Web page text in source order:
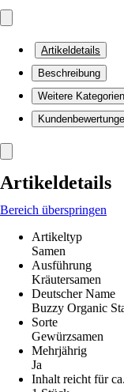
Artikeldetails
Beschreibung
Weitere Kategorien
Artikeldetails
Bereich überspringen
Artikeltyp
Samen
Ausführung
Kräutersamen
Deutscher Name
Buzzy Organic
Sorte
Gewürzsamen
Mehrjährig
Ja
Inhalt reicht für ca.